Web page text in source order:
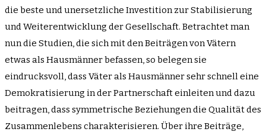
die beste und unersetzliche Investition zur Stabilisierung
und Weiterentwicklung der Gesellschaft. Betrachtet man
nun die Studien, die sich mit den Beiträgen von Vätern
etwas als Hausmänner befassen, so belegen sie
eindrucksvoll, dass Väter als Hausmänner sehr schnell eine
Demokratisierung in der Partnerschaft einleiten und dazu
beitragen, dass symmetrische Beziehungen die Qualität des
Zusammenlebens charakterisieren. Über ihre Beiträge,